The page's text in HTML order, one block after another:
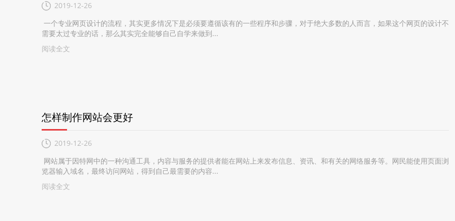
2019-12-26
一个专业网页设计的流程，其实更多情况下是必须要遵循该有的一些程序和步骤，对于绝大多数的人而言，如果这个网页的设计不
需要太过专业的话，那么其实完全能够自己自学来做到...
阅读全文
怎样制作网站会更好
2019-12-26
网站属于因特网中的一种沟通工具，内容与服务的提供者能在网站上来发布信息、资讯、和有关的网络服务等。网民能使用页面浏
览器输入域名，最终访问网站，得到自己最需要的内容...
阅读全文